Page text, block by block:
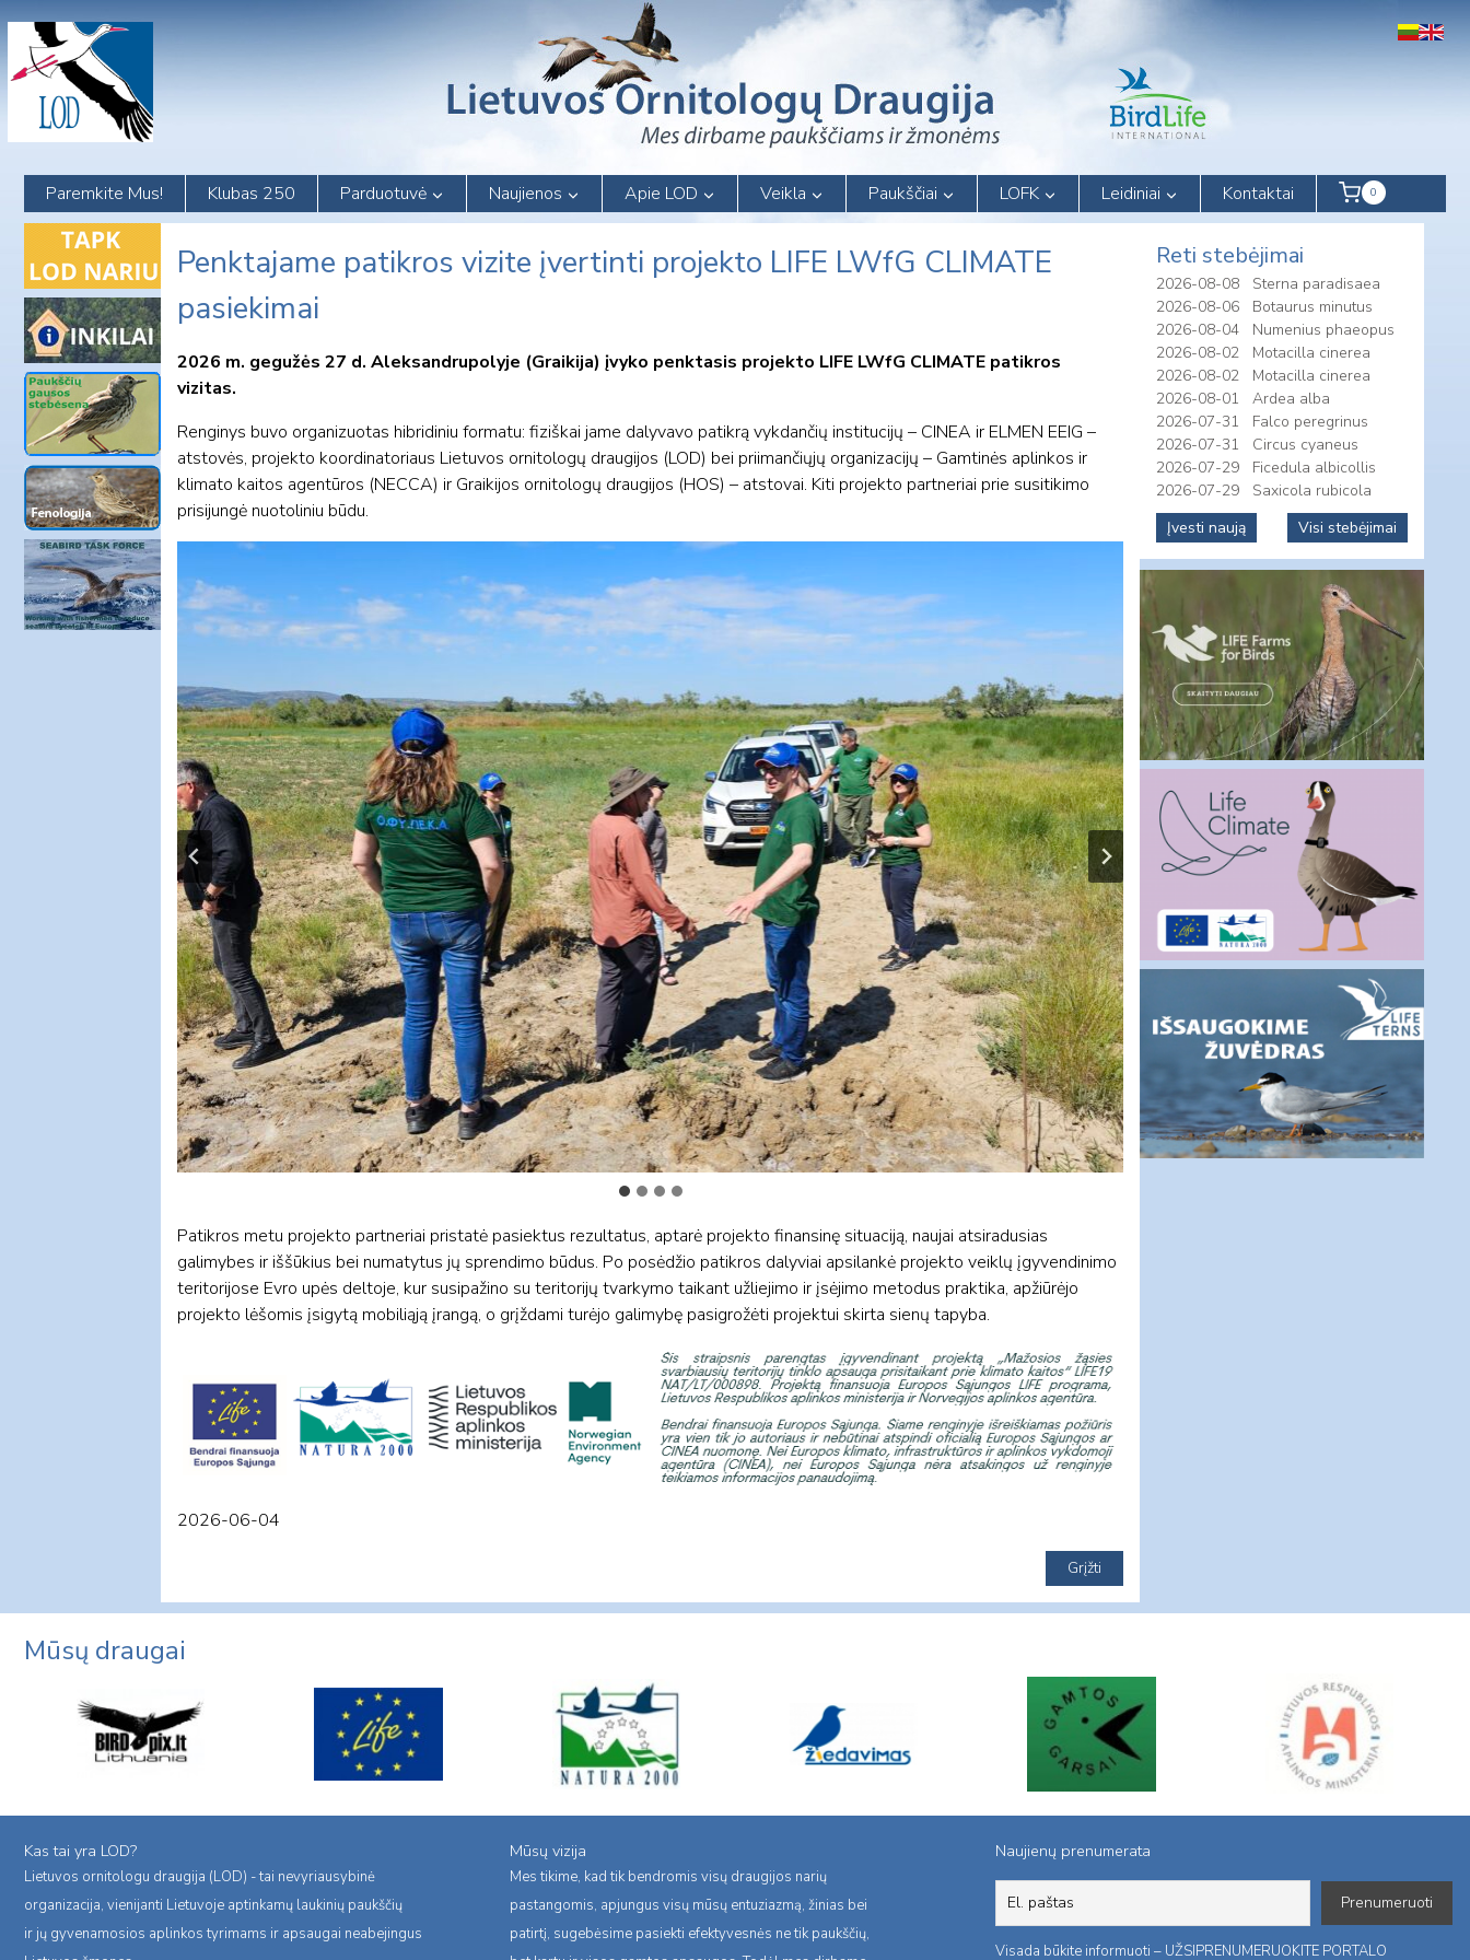
content
Paremkite Mus! Klubas 250 Parduotuvė Naujienos Apie LOD Veikla Paukščiai LOFK Leidiniai Kontaktai 0
Penktajame patikros vizite įvertinti projekto LIFE LWfG CLIMATE
pasiekimai
2026 m. gegužės 27 d. Aleksandrupolyje (Graikija) įvyko penktasis projekto LIFE LWfG CLIMATE patikros
vizitas.
Renginys buvo organizuotas hibridiniu formatu: fiziškai jame dalyvavo patikrą vykdančių institucijų – CINEA ir ELMEN EEIG –
atstovės, projekto koordinatoriaus Lietuvos ornitologų draugijos (LOD) bei priimančiųjų organizacijų – Gamtinės aplinkos ir
klimato kaitos agentūros (NECCA) ir Graikijos ornitologų draugijos (HOS) – atstovai. Kiti projekto partneriai prie susitikimo
prisijungė nuotoliniu būdu.
Patikros metu projekto partneriai pristatė pasiektus rezultatus, aptarė projekto finansinę situaciją, naujai atsiradusias
galimybes ir iššūkius bei numatytus jų sprendimo būdus. Po posėdžio patikros dalyviai apsilankė projekto veiklų įgyvendinimo
teritorijose Evro upės deltoje, kur susipažino su teritorijų tvarkymo taikant užliejimo ir įsėjimo metodus praktika, apžiūrėjo
projekto lėšomis įsigytą mobiliąją įrangą, o grįždami turėjo galimybę pasigrožėti projektui skirta sienų tapyba.
2026-06-04
Reti stebėjimai
2026-08-08
Sterna paradisaea
2026-08-06
Botaurus minutus
2026-08-04
Numenius phaeopus
2026-08-02
Motacilla cinerea
2026-08-02
Motacilla cinerea
2026-08-01
Ardea alba
2026-07-31
Falco peregrinus
2026-07-31
Circus cyaneus
2026-07-29
Ficedula albicollis
2026-07-29
Saxicola rubicola
Įvesti naują
Visi stebėjimai
Mūsų draugai
Kas tai yra LOD?
Lietuvos ornitologu draugija (LOD) - tai nevyriausybinė
organizacija, vienijanti Lietuvoje aptinkamų laukinių paukščių
ir jų gyvenamosios aplinkos tyrimams ir apsaugai neabejingus
Mūsų vizija
Mes tikime, kad tik bendromis visų draugijos narių
pastangomis, apjungus visų mūsų entuziazmą, žinias bei
patirtį, sugebėsime pasiekti efektyvesnės ne tik paukščių,
Naujienų prenumerata
Visada būkite informuoti – UŽSIPRENUMERUOKITE PORTALO